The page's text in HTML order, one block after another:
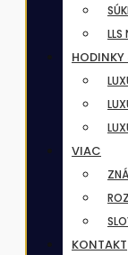
LLS
HODINKY
VIAC
KONTAKT